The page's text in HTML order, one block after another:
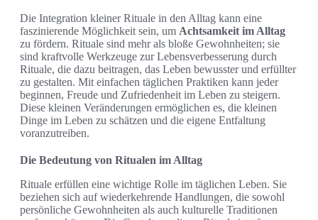
Die Integration kleiner Rituale in den Alltag kann eine
faszinierende Möglichkeit sein, um Achtsamkeit im Alltag
zu fördern. Rituale sind mehr als bloße Gewohnheiten; sie
sind kraftvolle Werkzeuge zur Lebensverbesserung durch
Rituale, die dazu beitragen, das Leben bewusster und erfüllter
zu gestalten. Mit einfachen täglichen Praktiken kann jeder
beginnen, Freude und Zufriedenheit im Leben zu steigern.
Diese kleinen Veränderungen ermöglichen es, die kleinen
Dinge im Leben zu schätzen und die eigene Entfaltung
voranzutreiben.
Die Bedeutung von Ritualen im Alltag
Rituale erfüllen eine wichtige Rolle im täglichen Leben. Sie
beziehen sich auf wiederkehrende Handlungen, die sowohl
persönliche Gewohnheiten als auch kulturelle Traditionen